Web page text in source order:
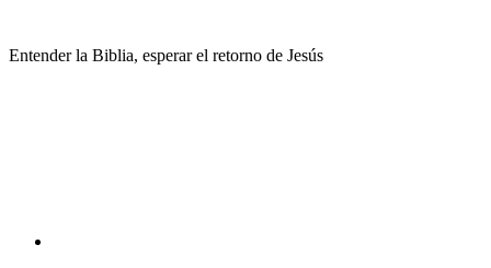
contenido
Entender la Biblia, esperar el retorno de Jesús